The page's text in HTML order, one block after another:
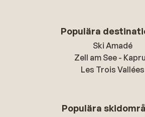
Populära
Ski Amadé
Zell am See -
Les Trois Vallées
Populära